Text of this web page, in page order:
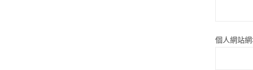
個人網站